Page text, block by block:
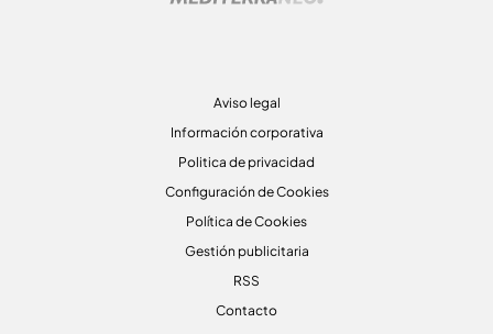
Aviso legal
Información corporativa
Politica de privacidad
Configuración de Cookies
Política de Cookies
Gestión publicitaria
RSS
Contacto